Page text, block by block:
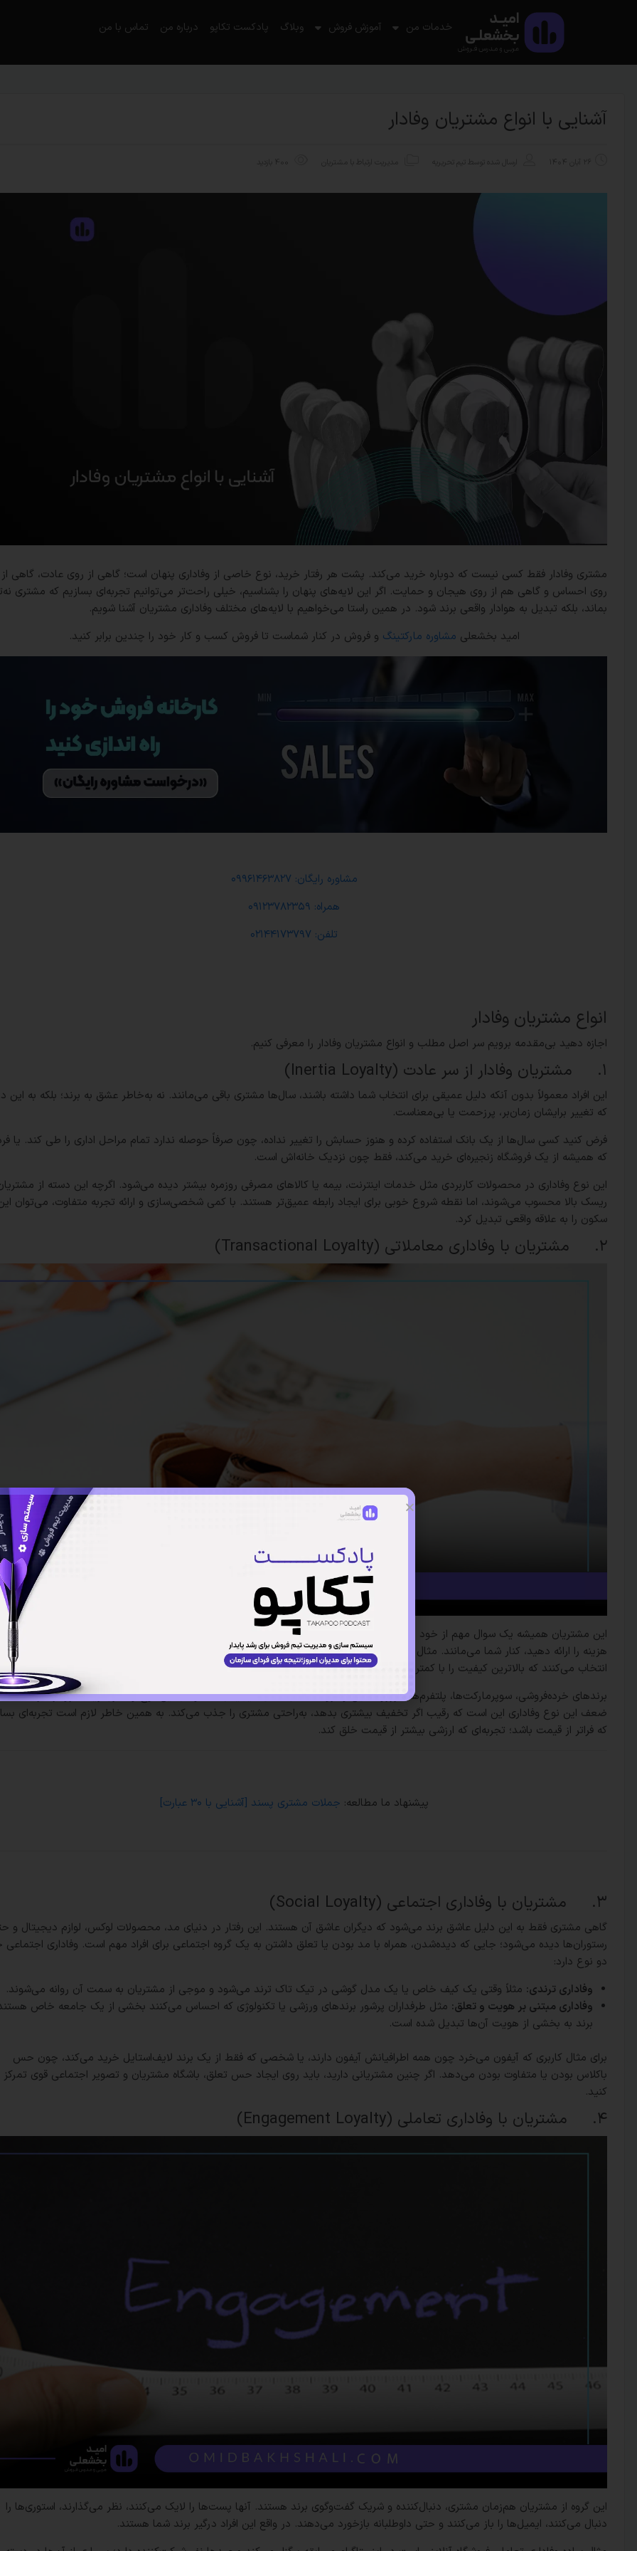
خدمات من آموزش فروش وبلاگ پادکست تکاپو درباره من تماس با من
آشنایی با انواع مشتریان وفادار
مشتری وفادار فقط کسی نیست که دوباره خرید می‌کند. پشت هر رفتار خرید، نوع خاصی از وفاداری پنهان است؛ گاهی از روی عادت، گاهی از
روی احساس و گاهی هم از روی هیجان و حمایت. اگر این لایه‌های پنهان را بشناسیم، خیلی راحت‌تر می‌توانیم تجربه‌ای بسازیم که مشتری
بماند، بلکه تبدیل به هوادار واقعی برند شود. در همین راستا می‌خواهیم با لایه‌های مختلف وفاداری مشتریان آشنا شویم.
امید بخشعلی مشاوره مارکتینگ و فروش در کنار شماست تا فروش کسب و کار خود را چندین برابر کنید.
مشاوره رایگان: ۰۹۹۶۱۴۶۳۸۲۷
همراه: ۰۹۱۲۳۷۸۲۳۵۹
تلفن: ۰۲۱۴۴۱۷۳۷۹۷
انواع مشتریان وفادار
اجازه دهید بی‌مقدمه برویم سر اصل مطلب و انواع مشتریان وفادار را معرفی کنیم.
۱. مشتریان وفادار از سر عادت (Inertia Loyalty)
این افراد معمولاً بدون آنکه دلیل عمیقی برای انتخاب شما داشته باشند، سال‌ها مشتری باقی می‌مانند. نه به‌خاطر عشق به برند؛ بلکه به این
که تغییر برایشان زمان‌بر، پرزحمت یا بی‌معناست.
فرض کنید کسی سال‌ها از یک بانک استفاده کرده و هنوز حسابش را تغییر نداده، چون صرفاً حوصله ندارد تمام مراحل اداری را طی کند. یا
که همیشه از یک فروشگاه زنجیره‌ای خرید می‌کند، فقط چون نزدیک خانه‌اش است.
این نوع وفاداری در محصولات کاربردی مثل خدمات اینترنت، بیمه یا کالاهای مصرفی روزمره بیشتر دیده می‌شود. اگرچه این دسته از
ریسک بالا محسوب می‌شوند، اما نقطه شروع خوبی برای ایجاد رابطه عمیق‌تر هستند. با کمی شخصی‌سازی و ارائه تجربه متفاوت، می‌توان
سکون را به علاقه واقعی تبدیل کرد.
۲. مشتریان با وفاداری معاملاتی (Transactional Loyalty)
این مشتریان همیشه یک سوال مهم از خود می‌پرسند: آیا این خرید برای من صرفه دارد یا نه؟ اگر بهترین قیمت یا بیشترین ارزش نسبت به
هزینه را ارائه دهید، کنار شما می‌مانند. مثال ساده‌اش مشتریانی هستند که همیشه دنبال تخفیف فروشگاه‌های آنلاین می‌گردند، یا برندهایی
انتخاب می‌کنند که بالاترین کیفیت را با کمترین هزینه ارائه می‌دهند.
برندهای خرده‌فروشی، سوپرمارکت‌ها، پلتفرم‌های رزرو آنلاین و فروشگاه‌های کالای دیجیتال معمولاً با این نوع وفاداری زیاد سروکار دارند. نقطه
ضعف این نوع وفاداری این است که رقیب اگر تخفیف بیشتری بدهد، به‌راحتی مشتری را جذب می‌کند. به همین خاطر لازم است تجربه‌ای
که فراتر از قیمت باشد؛ تجربه‌ای که ارزشی بیشتر از قیمت خلق کند.
پیشنهاد ما مطالعه: جملات مشتری پسند [آشنایی با ۳۰ عبارت]
۳. مشتریان با وفاداری اجتماعی (Social Loyalty)
گاهی مشتری فقط به این دلیل عاشق برند می‌شود که دیگران عاشق آن هستند. این رفتار در دنیای مد، محصولات لوکس، لوازم دیجیتال و
رستوران‌ها دیده می‌شود؛ جایی که دیده‌شدن، همراه با مد بودن یا تعلق داشتن به یک گروه اجتماعی برای افراد مهم است. وفاداری اجتماعی
دو نوع دارد:
وفاداری ترندی: مثلاً وقتی یک کیف خاص یا یک مدل گوشی در تیک تاک ترند می‌شود و موجی از مشتریان به سمت آن روانه می‌شوند.
وفاداری مبتنی بر هویت و تعلق: مثل طرفداران پرشور برندهای ورزشی یا تکنولوژی که احساس می‌کنند بخشی از یک جامعه خاص
برند به بخشی از هویت آن‌ها تبدیل شده است.
برای مثال کاربری که آیفون می‌خرد چون همه اطرافیانش آیفون دارند، یا شخصی که فقط از یک برند لایف‌استایل خرید می‌کند، چون حس
با‌کلاس بودن یا متفاوت بودن می‌دهد. اگر چنین مشتریانی دارید، باید روی ایجاد حس تعلق، باشگاه مشتریان و تصویر اجتماعی قوی تمرکز
کنید.
۴. مشتریان با وفاداری تعاملی (Engagement Loyalty)
این گروه از مشتریان هم‌زمان مشتری، دنبال‌کننده و شریک گفت‌وگوی برند هستند. آنها پست‌ها را لایک می‌کنند، نظر می‌گذارند، استوری‌ها را
دنبال می‌کنند، ایمیل‌ها را باز می‌کنند و حتی داوطلبانه بازخورد می‌دهند. در واقع این افراد درگیر برند شما هستند.